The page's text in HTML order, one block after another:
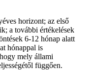
horizont; az első
a további értékelések
6-12 hónap alatt
hónappal is
mely állami
függően.